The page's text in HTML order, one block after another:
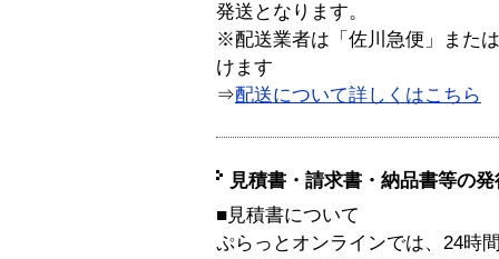
発送となります。
※配送業者は「佐川急便」また
けます
⇒配送について詳しくはこちら
見積書・請求書・納品書等の
■見積書について
ぷらっとオンラインでは、24時